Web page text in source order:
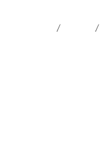
/ /